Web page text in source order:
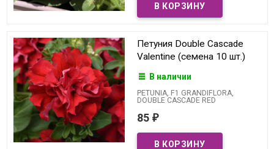
Петуния Double Cascade
Valentine (семена 10 шт.)
В наличии
PETUNIA, F1 GRANDIFLORA,
DOUBLE CASCADE RED
85 ₽